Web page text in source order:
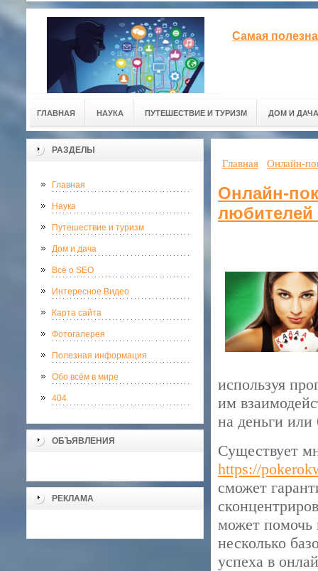
Самая
ГЛАВНАЯ НАУКА ПУТЕШЕСТВИЕ И ТУРИЗМ ДОМ И ДАЧА
РАЗДЕЛЫ
Главная
Наука
Путешествие и туризм
Дом и дача
Всё о SEO
Интересное Видео
Карта сайта
Фотогалерея
Полезная информация
Обо всём в мире
404
ОБЪЯВЛЕНИЯ
РЕКЛАМА
Главная Онлайн-
Онлайн-
любителей
используя
им
на деньги
Существует
https://
сможет
может помочь
несколько
успеха в